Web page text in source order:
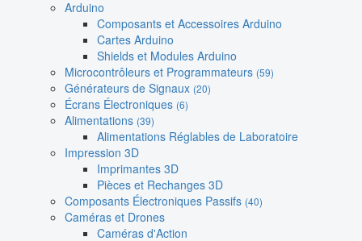
Arduino
Composants et Accessoires Arduino
Cartes Arduino
Shields et Modules Arduino
Microcontrôleurs et Programmateurs (59)
Générateurs de Signaux (20)
Écrans Électroniques (6)
Alimentations (39)
Alimentations Réglables de Laboratoire
Impression 3D
Imprimantes 3D
Pièces et Rechanges 3D
Composants Électroniques Passifs (40)
Caméras et Drones
Caméras d'Action